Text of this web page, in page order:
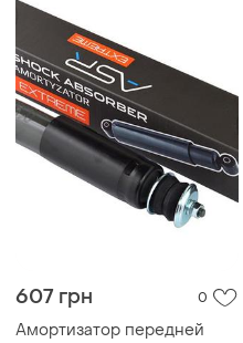
607 грн 0
Амортизатор передней